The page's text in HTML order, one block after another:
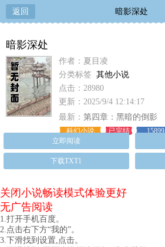
返回 暗影深处
暗影深处
作者：夏目凌
分类标签 其他小说
点击：28980
更新：2025/9/4 12:14:17
最新： 第四章：黑暗的倒影
科幻小说 已完结
15899
立即阅读
下载TXT1
关闭小说畅读模式体验更好
无广告阅读
1.打开手机百度。
2.点击右下方“我的”。
3.下滑找到设置,点击。